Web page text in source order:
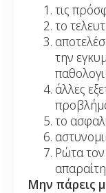
τις
το
την
άλλες
το
Ρώτα τον
Μην πάρεις